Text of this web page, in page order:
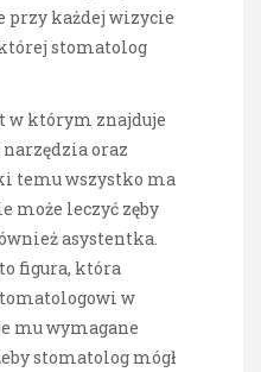
przy każdej wizycie
której stomatolog
w którym znajduje
oraz
temu wszystko ma
może leczyć zęby
asystentka.
figura, która
w
mu wymagane
stomatolog mógł